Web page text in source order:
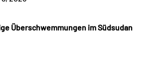
Überschwemmungen im Südsudan